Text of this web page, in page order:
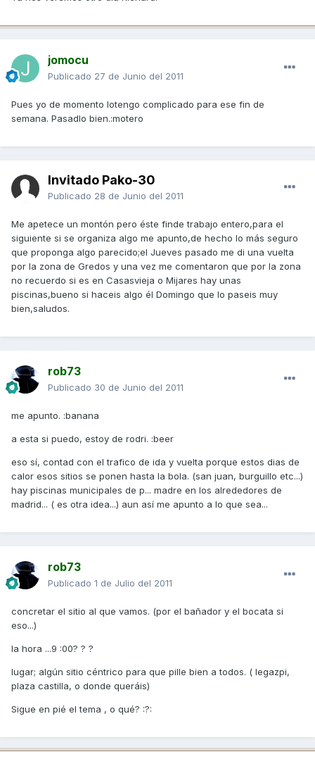
jomocu
Publicado 27 de Junio del 2011
Pues yo de momento lotengo complicado para ese fin de
semana. Pasadlo bien.:motero
Invitado Pako-30
Publicado 28 de Junio del 2011
Me apetece un montón pero éste finde trabajo entero,para el
siguiente si se organiza algo me apunto,de hecho lo más seguro
que proponga algo parecido;el Jueves pasado me di una vuelta
por la zona de Gredos y una vez me comentaron que por la zona
no recuerdo si es en Casasvieja o Mijares hay unas
piscinas,bueno si haceis algo él Domingo que lo paseis muy
bien,saludos.
rob73
Publicado 30 de Junio del 2011
me apunto. :banana
a esta si puedo, estoy de rodri. :beer
eso sí, contad con el trafico de ida y vuelta porque estos dias de
calor esos sitios se ponen hasta la bola. (san juan, burguillo etc...)
hay piscinas municipales de p... madre en los alrededores de
madrid... ( es otra idea...) aun así me apunto a lo que sea...
rob73
Publicado 1 de Julio del 2011
concretar el sitio al que vamos. (por el bañador y el bocata si
eso...)
la hora ...9 :00? ? ?
lugar; algún sitio céntrico para que pille bien a todos. ( legazpi,
plaza castilla, o donde queráis)
Sigue en pié el tema , o qué? :?: